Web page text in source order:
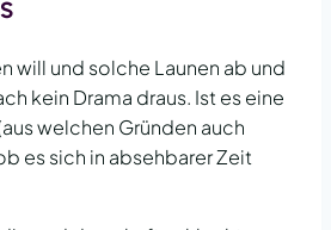
will und solche Launen ab und
kein Drama draus. Ist es eine
welchen Gründen auch
es sich in absehbarer Zeit